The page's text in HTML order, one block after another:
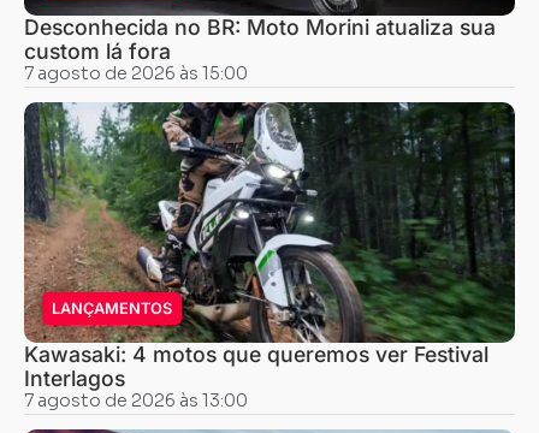
Desconhecida no BR: Moto Morini atualiza sua
custom lá fora
7 agosto de 2026 às 15:00
LANÇAMENTOS
Kawasaki: 4 motos que queremos ver Festival
Interlagos
7 agosto de 2026 às 13:00